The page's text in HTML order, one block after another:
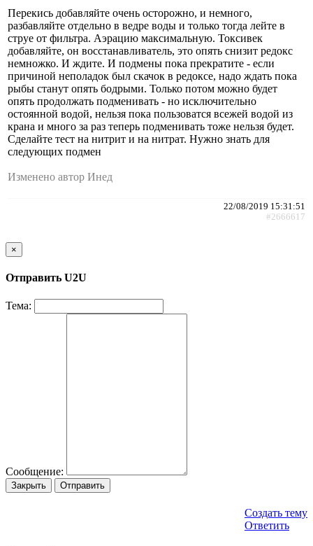
Перекись добавляйте очень осторожно, и немного,
разбавляйте отдельно в ведре воды и только тогда лейте в
струе от фильтра. Аэрацию максимальную. Токсивек
добавляйте, он восстанавливатель, это опять снизит редокс
немножко. И ждите. И подмены пока прекратите - если
причиной неполадок был скачок в редоксе, надо ждать пока
рыбы станут опять бодрыми. Только потом можно будет
опять продолжать подменивать - но исключительно
остоянной водой, нельзя пока пользоватся всежей водой из
крана и много за раз теперь подменивать тоже нельзя будет.
Сделайте тест на нитрит и на нитрат. Нужно знать для
следующих подмен
Изменено автор Инед
22/08/2019 15:31:51
#2666617
×
Отправить U2U
Тема:
Сообщение:
Закрыть Отправить
Создать тему
Ответить